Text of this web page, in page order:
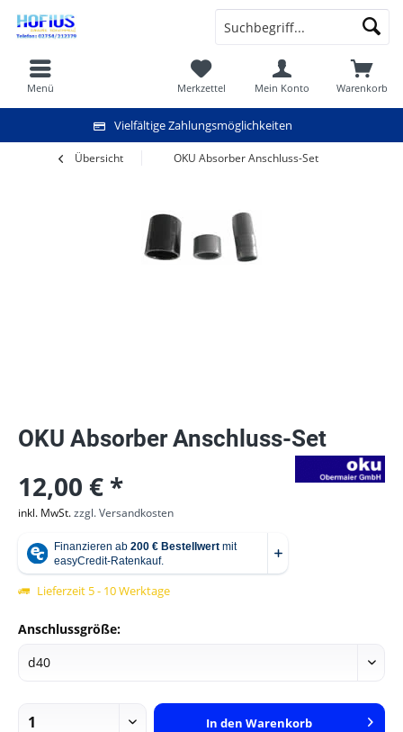
Vielfältige Zahlungsmöglichkeiten
Warenkorb
Merkzettel Mein Konto
Menü
Übersicht OKU Absorber Anschluss-Set
OKU Absorber Anschluss-Set
12,00 € *
inkl. MwSt.zzgl. Versandkosten
Lieferzeit 5 - 10 Werktage
Anschlussgröße:
In den Warenkorb